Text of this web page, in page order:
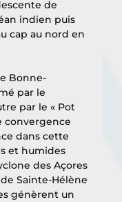
de
indien puis
cap au nord en
Bonne-
par le
par le « Pot
convergence
dans cette
et humides
des Açores
Sainte-Hélène
génèrent un